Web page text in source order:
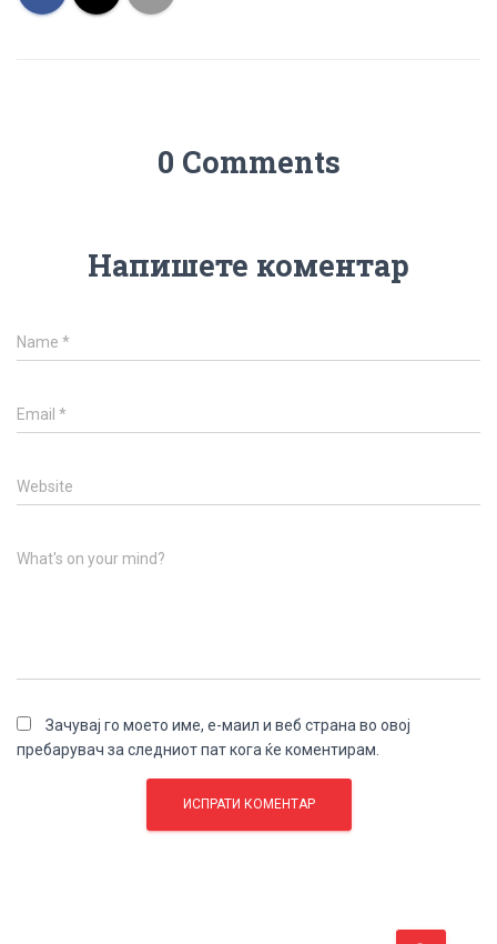
0 Comments
Напишете коментар
Name *
Email *
Website
What's on your mind?
Зачувај го моето име, е-маил и веб страна во овој
пребарувач за следниот пат кога ќе коментирам.